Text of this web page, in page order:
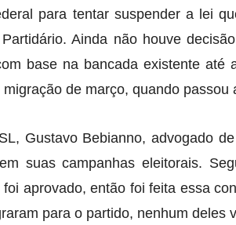
para tentar suspender a lei
Ainda não houve
base na bancada existente até
de março, quando passou
Gustavo Bebianno, advogado
suas campanhas eleitorais.
aprovado, então foi feita essa
para o partido, nenhum deles